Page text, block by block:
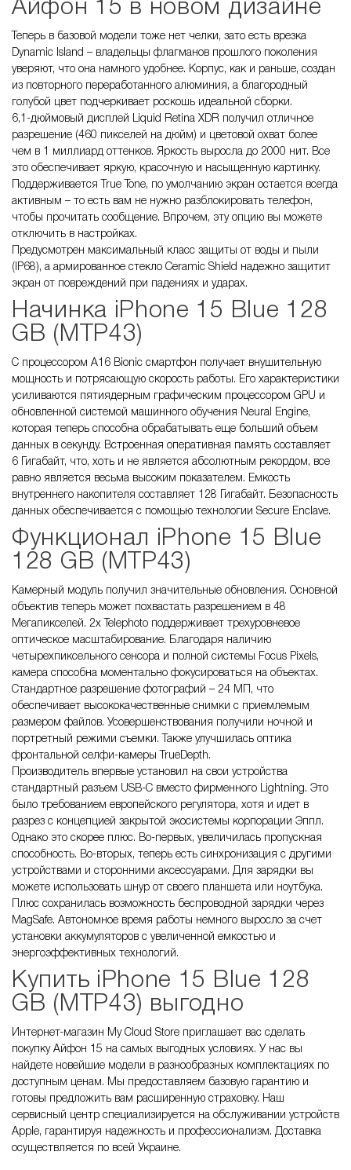
Айфон 15 в новом дизайне
Теперь в базовой модели тоже нет челки, зато есть врезка
Dynamic Island – владельцы флагманов прошлого поколения
уверяют, что она намного удобнее. Корпус, как и раньше, создан
из повторного переработанного алюминия, а благородный
голубой цвет подчеркивает роскошь идеальной сборки.
6,1-дюймовый дисплей Liquid Retina XDR получил отличное
разрешение (460 пикселей на дюйм) и цветовой охват более
чем в 1 миллиард оттенков. Яркость выросла до 2000 нит. Все
это обеспечивает яркую, красочную и насыщенную картинку.
Поддерживается True Tone, по умолчанию экран остается всегда
активным – то есть вам не нужно разблокировать телефон,
чтобы прочитать сообщение. Впрочем, эту опцию вы можете
отключить в настройках.
Предусмотрен максимальный класс защиты от воды и пыли
(IP68), а армированное стекло Ceramic Shield надежно защитит
экран от повреждений при падениях и ударах.
Начинка iPhone 15 Blue 128
GB (MTP43)
С процессором A16 Bionic смартфон получает внушительную
мощность и потрясающую скорость работы. Его характеристики
усиливаются пятиядерным графическим процессором GPU и
обновленной системой машинного обучения Neural Engine,
которая теперь способна обрабатывать еще больший объем
данных в секунду. Встроенная оперативная память составляет
6 Гигабайт, что, хоть и не является абсолютным рекордом, все
равно является весьма высоким показателем. Емкость
внутреннего накопителя составляет 128 Гигабайт. Безопасность
данных обеспечивается с помощью технологии Secure Enclave.
Функционал iPhone 15 Blue
128 GB (MTP43)
Камерный модуль получил значительные обновления. Основной
объектив теперь может похвастать разрешением в 48
Мегапикселей. 2x Telephoto поддерживает трехуровневое
оптическое масштабирование. Благодаря наличию
четырехпиксельного сенсора и полной системы Focus Pixels,
камера способна моментально фокусироваться на объектах.
Стандартное разрешение фотографий – 24 МП, что
обеспечивает высококачественные снимки с приемлемым
размером файлов. Усовершенствования получили ночной и
портретный режими съемки. Также улучшилась оптика
фронтальной селфи-камеры TrueDepth.
Производитель впервые установил на свои устройства
стандартный разъем USB-C вместо фирменного Lightning. Это
было требованием европейского регулятора, хотя и идет в
разрез с концепцией закрытой экосистемы корпорации Эппл.
Однако это скорее плюс. Во-первых, увеличилась пропускная
способность. Во-вторых, теперь есть синхронизация с другими
устройствами и сторонними аксессуарами. Для зарядки вы
можете использовать шнур от своего планшета или ноутбука.
Плюс сохранилась возможность беспроводной зарядки через
MagSafe. Автономное время работы немного выросло за счет
установки аккумуляторов с увеличенной емкостью и
энергоэффективных технологий.
Купить iPhone 15 Blue 128
GB (MTP43) выгодно
Интернет-магазин My Cloud Store приглашает вас сделать
покупку Айфон 15 на самых выгодных условиях. У нас вы
найдете новейшие модели в разнообразных комплектациях по
доступным ценам. Мы предоставляем базовую гарантию и
готовы предложить вам расширенную страховку. Наш
сервисный центр специализируется на обслуживании устройств
Apple, гарантируя надежность и профессионализм. Доставка
осуществляется по всей Украине.